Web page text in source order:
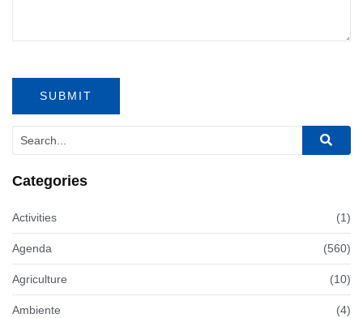
Categories
Activities (1)
Agenda (560)
Agriculture (10)
Ambiente (4)